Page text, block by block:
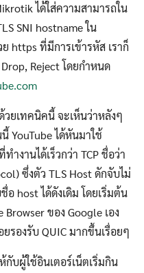
ได้ใส่ความสามารถใน
SNI hostname ใน
https ที่มีการเข้ารหัส เราก็
Reject โดยกำหนด
วยเทคนิคนี้ จะเห็นว่าหลังๆ
YouTube ได้หันมาใช้
งานได้เร็วกว่า TCP ชื่อว่า
ซึ่งตัว TLS Host ดักจับไม่
อ host ได้ดังเดิม โดยเริ่มต้น
Browser ของ Google เอง
รองรับ QUIC มากขึ้นเรื่อยๆ
กับผู้ใช้อินเตอร์เน็ตเริ่มกิน